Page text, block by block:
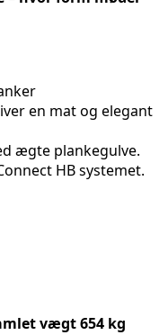
en mat og elegant
ægte plankegulve.
HB systemet.
vægt 654 kg